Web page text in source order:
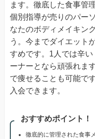
ます。徹底した食事管
個別指導が売りのパー
なたのボディメイキン
う。今までダイエット
すめです。1人では辛
ーナーとなら頑張れま
で痩せることも可能で
入会できます。
おすすめポイント！
徹底的に管理された食事